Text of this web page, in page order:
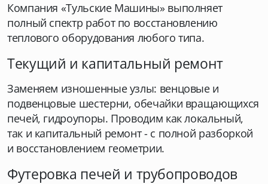
Компания «Тульские Машины» выполняет
полный спектр работ по восстановлению
теплового оборудования любого типа.
Текущий и капитальный ремонт
Заменяем изношенные узлы: венцовые и
подвенцовые шестерни, обечайки вращающихся
печей, гидроупоры. Проводим как локальный,
так и капитальный ремонт - с полной разборкой
и восстановлением геометрии.
Футеровка печей и трубопроводов